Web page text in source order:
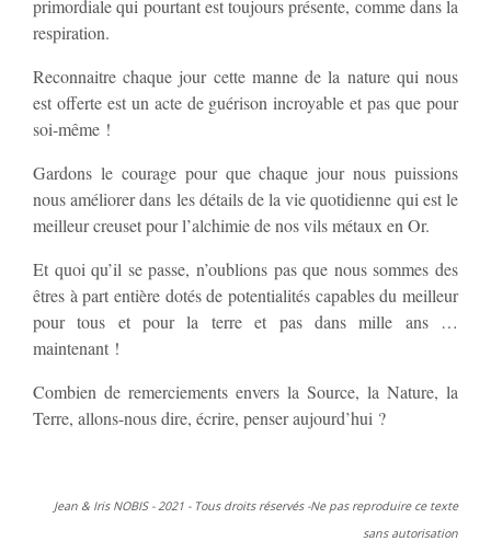
primordiale qui pourtant est toujours présente, comme dans la
respiration.
Reconnaitre chaque jour cette manne de la nature qui nous
est offerte est un acte de guérison incroyable et pas que pour
soi-même !
Gardons le courage pour que chaque jour nous puissions
nous améliorer dans les détails de la vie quotidienne qui est le
meilleur creuset pour l’alchimie de nos vils métaux en Or.
Et quoi qu’il se passe, n’oublions pas que nous sommes des
êtres à part entière dotés de potentialités capables du meilleur
pour tous et pour la terre et pas dans mille ans …
maintenant !
Combien de remerciements envers la Source, la Nature, la
Terre, allons-nous dire, écrire, penser aujourd’hui ?
Jean & Iris NOBIS - 2021 - Tous droits réservés -Ne pas reproduire ce texte
sans autorisation